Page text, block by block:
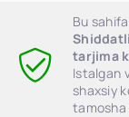
Bu
tarjima
Istalgan
shaxsiy
tamosha